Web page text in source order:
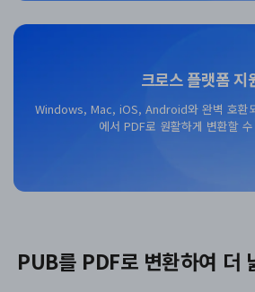
크로스 플랫폼 지
Windows, Mac, iOS, Android와 완벽 호환
에서 PDF로 원활하게 변환할
PUB를 PDF로 변환하여 더